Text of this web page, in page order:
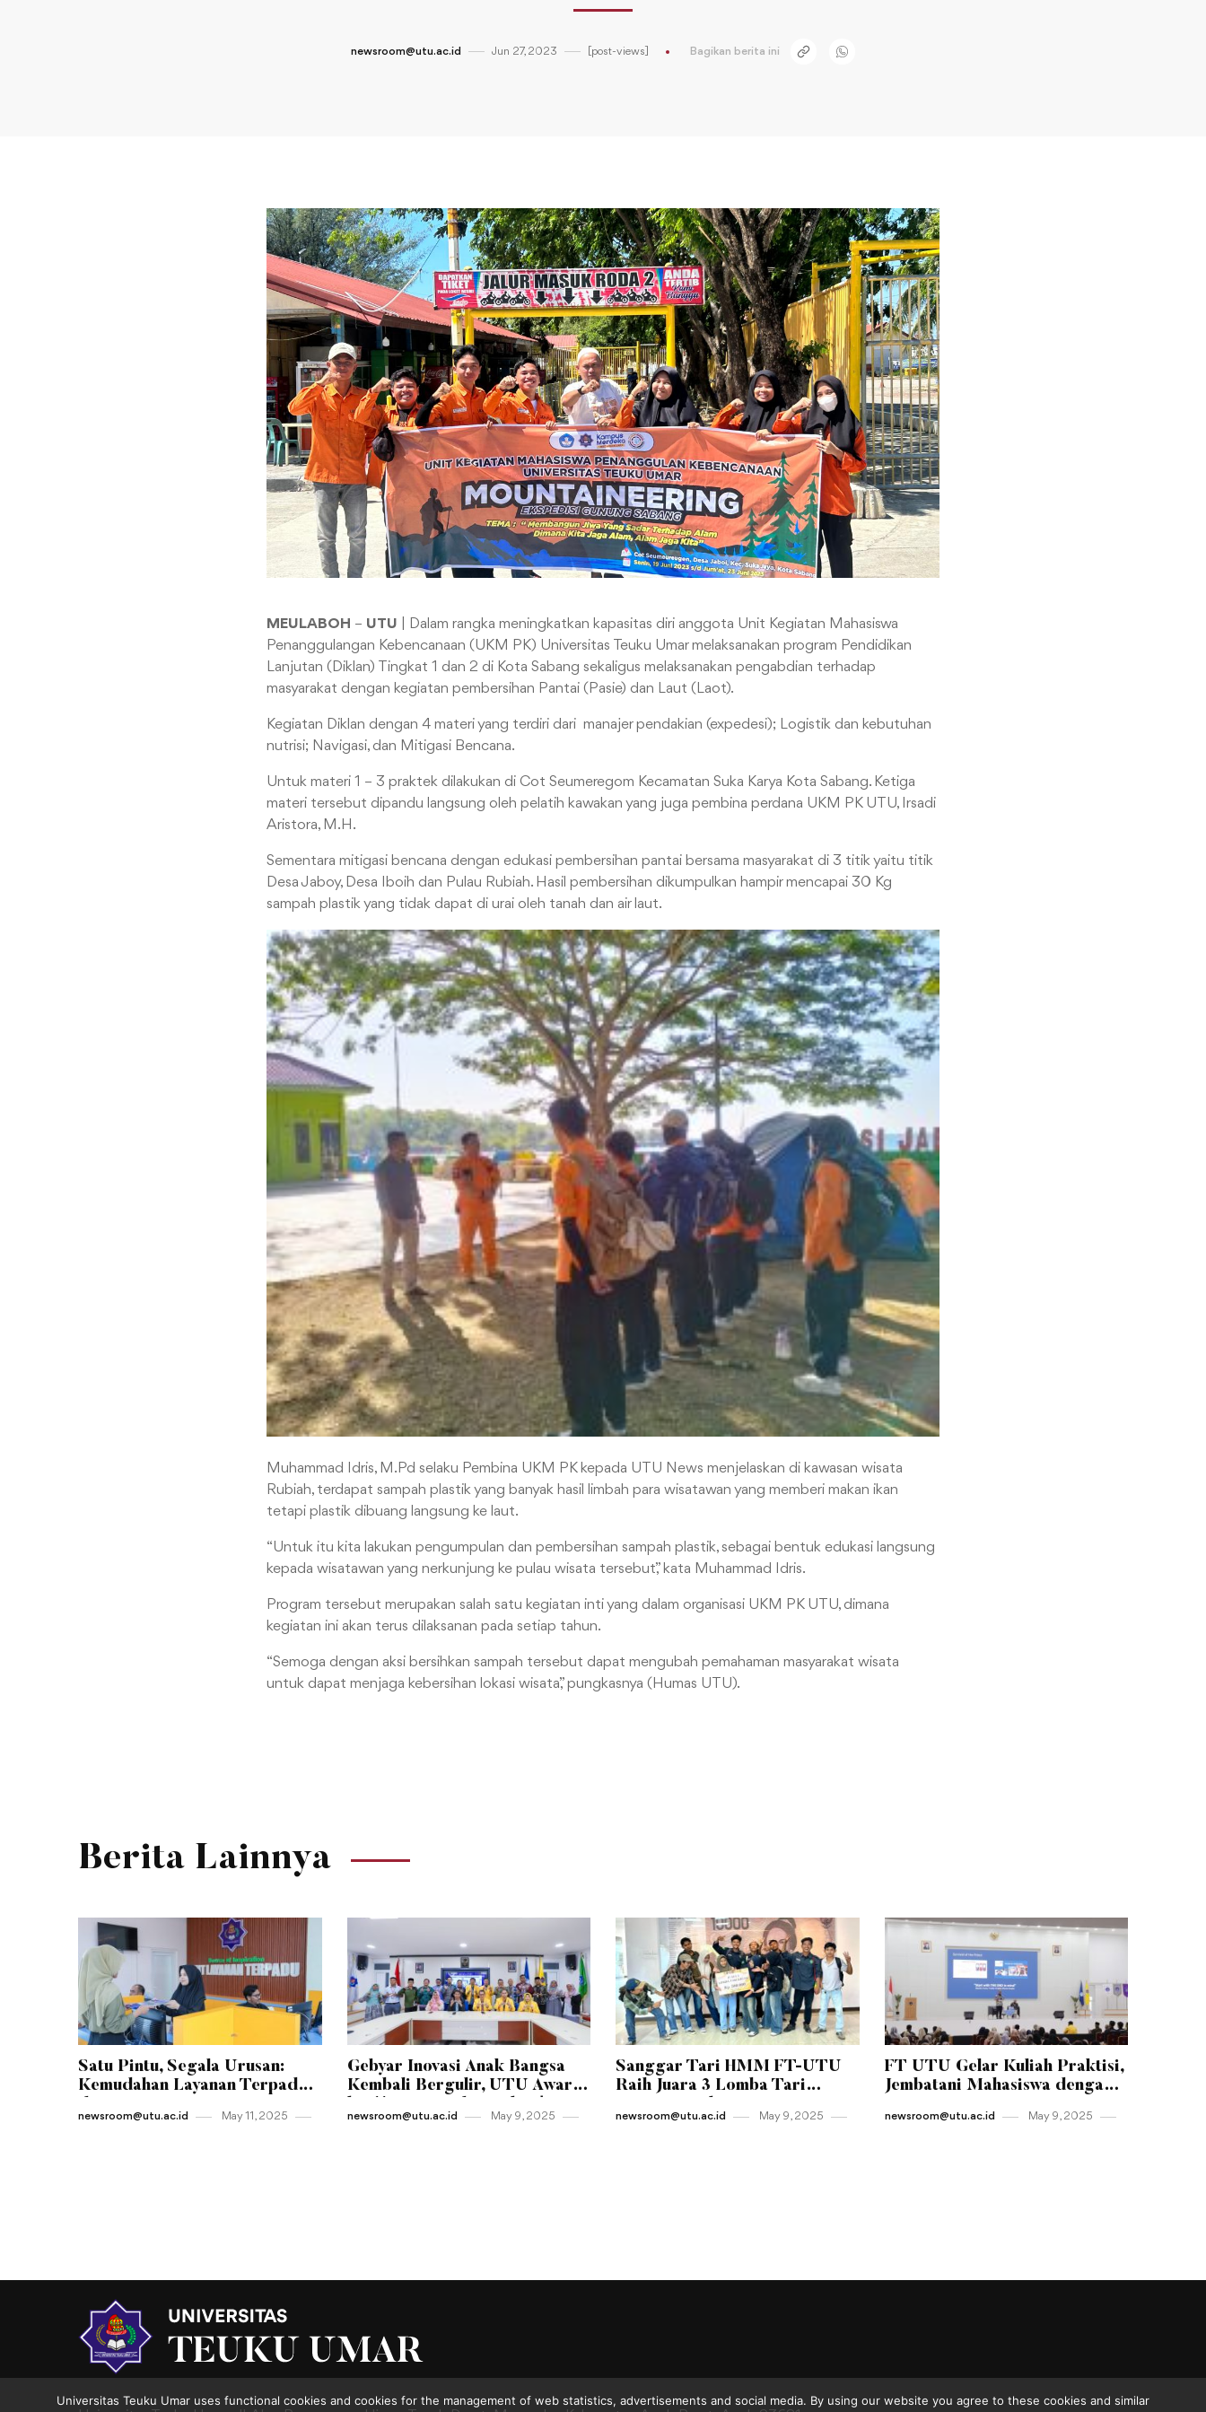
newsroom@utu.ac.id Jun 27, 2023 [post-views] Bagikan berita ini
MEULABOH – UTU | Dalam rangka meningkatkan kapasitas diri anggota Unit Kegiatan Mahasiswa
Penanggulangan Kebencanaan (UKM PK) Universitas Teuku Umar melaksanakan program Pendidikan
Lanjutan (Diklan) Tingkat 1 dan 2 di Kota Sabang sekaligus melaksanakan pengabdian terhadap
masyarakat dengan kegiatan pembersihan Pantai (Pasie) dan Laut (Laot).
Kegiatan Diklan dengan 4 materi yang terdiri dari manajer pendakian (expedesi); Logistik dan kebutuhan
nutrisi; Navigasi, dan Mitigasi Bencana.
Untuk materi 1 – 3 praktek dilakukan di Cot Seumeregom Kecamatan Suka Karya Kota Sabang. Ketiga
materi tersebut dipandu langsung oleh pelatih kawakan yang juga pembina perdana UKM PK UTU, Irsadi
Aristora, M.H.
Sementara mitigasi bencana dengan edukasi pembersihan pantai bersama masyarakat di 3 titik yaitu titik
Desa Jaboy, Desa Iboih dan Pulau Rubiah. Hasil pembersihan dikumpulkan hampir mencapai 30 Kg
sampah plastik yang tidak dapat di urai oleh tanah dan air laut.
Muhammad Idris, M.Pd selaku Pembina UKM PK kepada UTU News menjelaskan di kawasan wisata
Rubiah, terdapat sampah plastik yang banyak hasil limbah para wisatawan yang memberi makan ikan
tetapi plastik dibuang langsung ke laut.
“Untuk itu kita lakukan pengumpulan dan pembersihan sampah plastik, sebagai bentuk edukasi langsung
kepada wisatawan yang nerkunjung ke pulau wisata tersebut,” kata Muhammad Idris.
Program tersebut merupakan salah satu kegiatan inti yang dalam organisasi UKM PK UTU, dimana
kegiatan ini akan terus dilaksanan pada setiap tahun.
“Semoga dengan aksi bersihkan sampah tersebut dapat mengubah pemahaman masyarakat wisata
untuk dapat menjaga kebersihan lokasi wisata,” pungkasnya (Humas UTU).
Berita Lainnya
Satu Pintu, Segala Urusan:
Kemudahan Layanan Terpadu
newsroom@utu.ac.id May 11 , 2025
Gebyar Inovasi Anak Bangsa
Kembali Bergulir, UTU Awards
newsroom@utu.ac.id May 9 , 2025
Sanggar Tari HMM FT-UTU
Raih Juara 3 Lomba Tari
newsroom@utu.ac.id May 9 , 2025
FT UTU Gelar Kuliah Praktisi,
Jembatani Mahasiswa dengan
newsroom@utu.ac.id May 9 , 2025
Universitas Teuku Umar uses functional cookies and cookies for the management of web statistics, advertisements and social media. By using our website you agree to these cookies and similar